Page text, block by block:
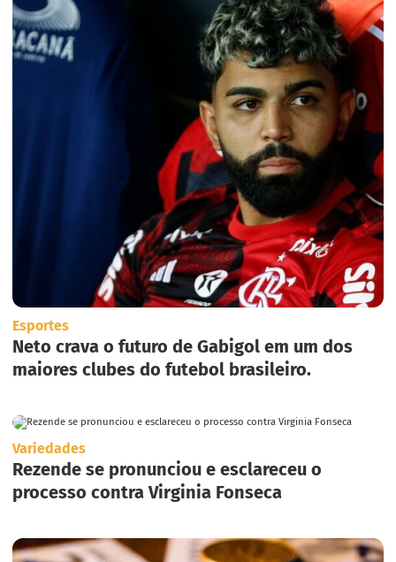
Esportes
Neto crava o futuro de Gabigol em um dos
maiores clubes do futebol brasileiro.
Variedades
Rezende se pronunciou e esclareceu o
processo contra Virginia Fonseca